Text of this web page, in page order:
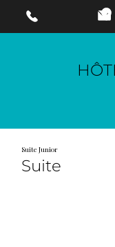
Suite Junior
Suite